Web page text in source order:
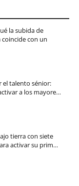
la subida de
coincide con un
el talento sénior:
a los mayore…
tierra con siete
activar su prim…